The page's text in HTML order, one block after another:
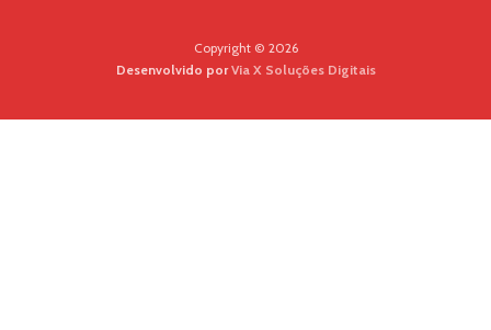
Copyright © 2026
Desenvolvido porVia X Soluções Digitais